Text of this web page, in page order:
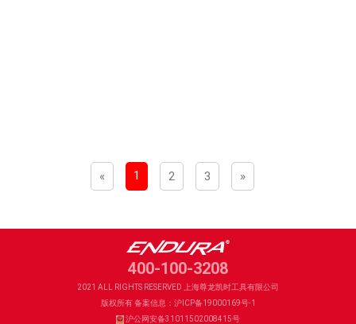
« 1 2 3 »
400-100-3208
2021 ALL RIGHTS RESERVED 上海尊龙凯时工具有限公司
版权所有 备案信息：沪ICP备19000169号-1
沪公网安备31011502008415号